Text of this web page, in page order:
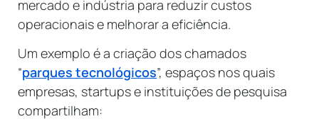
mercado e indústria para reduzir custos
operacionais e melhorar a eficiência.
Um exemplo é a criação dos chamados
“parques tecnológicos”, espaços nos quais
empresas, startups e instituições de pesquisa
compartilham: